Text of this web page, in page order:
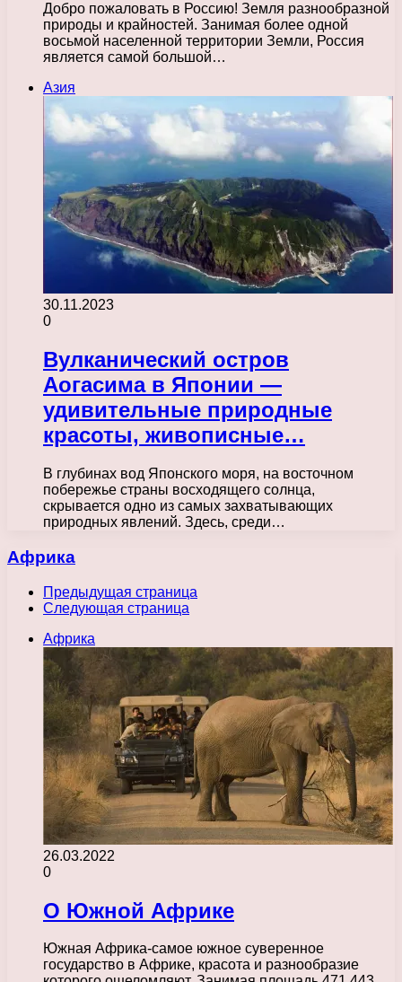
Добро пожаловать в Россию! Земля разнообразной
природы и крайностей. Занимая более одной
восьмой населенной территории Земли, Россия
является самой большой…
Азия
30.11.2023
0
Вулканический остров
Аогасима в Японии —
удивительные природные
красоты, живописные…
В глубинах вод Японского моря, на восточном
побережье страны восходящего солнца,
скрывается одно из самых захватывающих
природных явлений. Здесь, среди…
Африка
Предыдущая страница
Следующая страница
Африка
26.03.2022
0
О Южной Африке
Южная Африка-самое южное суверенное
государство в Африке, красота и разнообразие